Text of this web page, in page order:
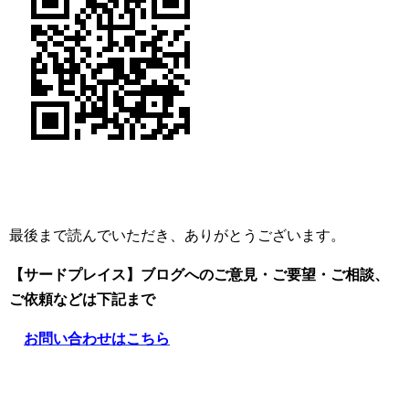
最後まで読んでいただき、ありがとうございます。
【サードプレイス】ブログへのご意見・ご要望・ご相談、
ご依頼などは下記まで
お問い合わせはこちら